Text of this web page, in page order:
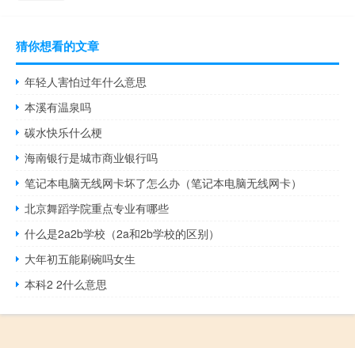
猜你想看的文章
年轻人害怕过年什么意思
本溪有温泉吗
碳水快乐什么梗
海南银行是城市商业银行吗
笔记本电脑无线网卡坏了怎么办（笔记本电脑无线网卡）
北京舞蹈学院重点专业有哪些
什么是2a2b学校（2a和2b学校的区别）
大年初五能刷碗吗女生
本科2 2什么意思